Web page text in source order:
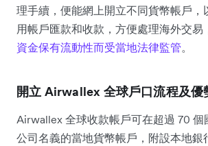
理手續，便能網上開立不同貨幣帳戶，
用帳戶匯款和收款，方便處理海外交易
資金保有流動性而受當地法律監管。
開立 Airwallex 全球戶口流程及優
Airwallex 全球收款帳戶可在超過 70 個
公司名義的當地貨幣帳戶，附設本地銀